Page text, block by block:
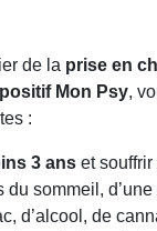
de la prise en
Mon Psy,
:
3 ans et souffrir
du sommeil,
d’alcool, de